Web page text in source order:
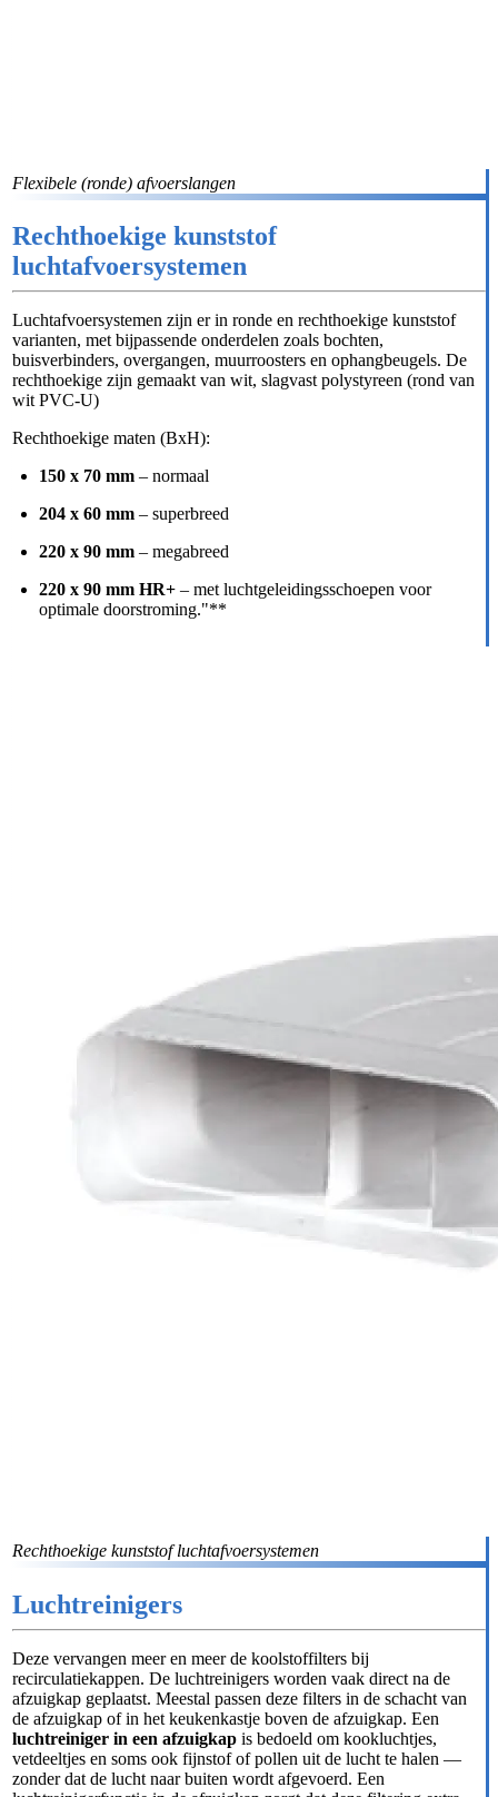
Flexibele (ronde) afvoerslangen
Rechthoekige kunststof
luchtafvoersystemen
Luchtafvoersystemen zijn er in ronde en rechthoekige kunststof
varianten, met bijpassende onderdelen zoals bochten,
buisverbinders, overgangen, muurroosters en ophangbeugels. De
rechthoekige zijn gemaakt van wit, slagvast polystyreen (rond van
wit PVC-U)
Rechthoekige maten (BxH):
150 x 70 mm – normaal
204 x 60 mm – superbreed
220 x 90 mm – megabreed
220 x 90 mm HR+ – met luchtgeleidingsschoepen voor
optimale doorstroming."**
Rechthoekige kunststof luchtafvoersystemen
Luchtreinigers
Deze vervangen meer en meer de koolstoffilters bij
recirculatiekappen. De luchtreinigers worden vaak direct na de
afzuigkap geplaatst. Meestal passen deze filters in de schacht van
de afzuigkap of in het keukenkastje boven de afzuigkap. Een
luchtreiniger in een afzuigkap is bedoeld om kookluchtjes,
vetdeeltjes en soms ook fijnstof of pollen uit de lucht te halen —
zonder dat de lucht naar buiten wordt afgevoerd. Een